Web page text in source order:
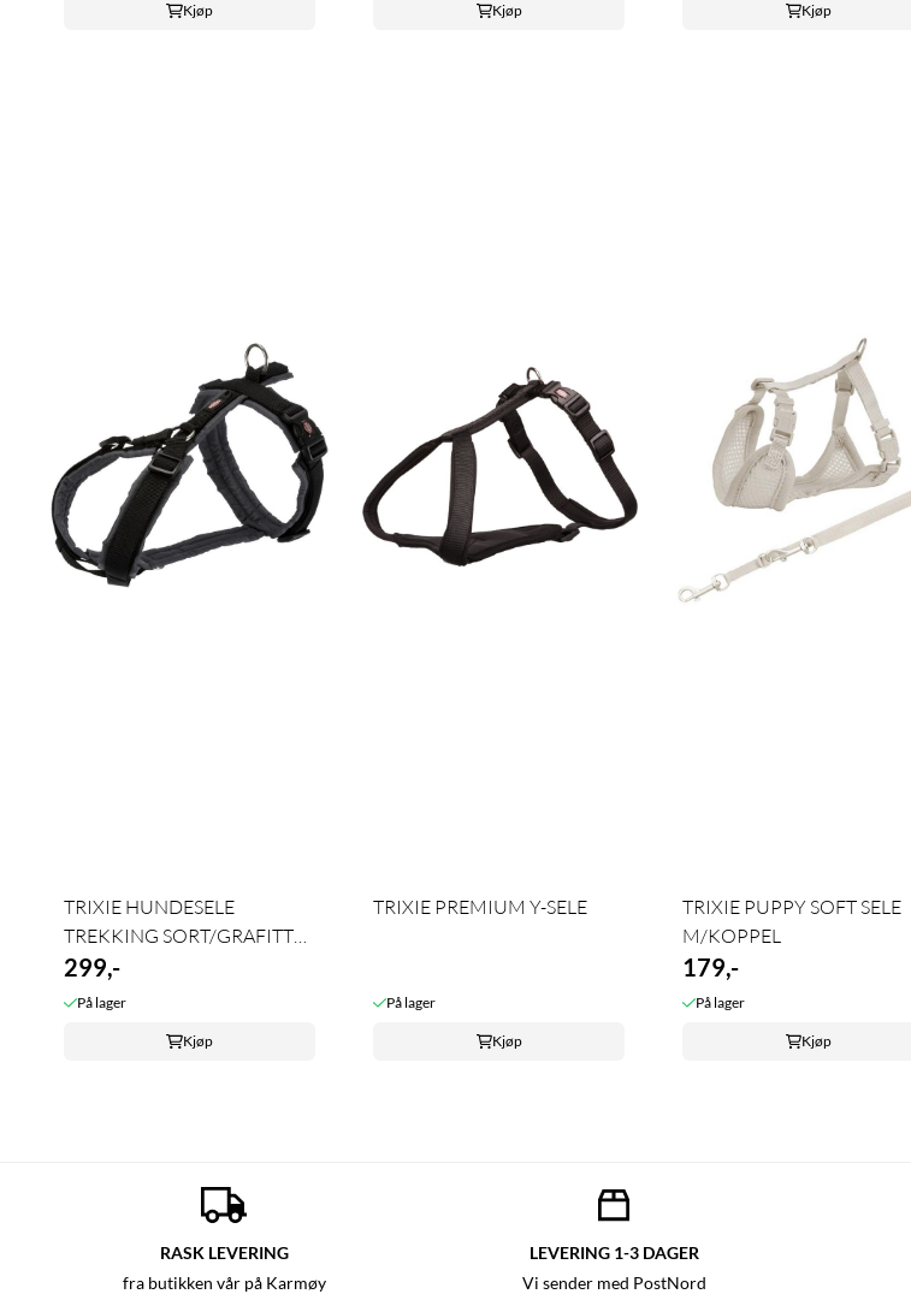
Kjøp Kjøp Kjøp
TRIXIE HUNDESELE
TREKKING SORT/GRAFITT
GRÅ
299,-
På lager
Kjøp
TRIXIE PREMIUM Y-SELE
På lager
Kjøp
TRIXIE PUPPY SOFT SELE
M/KOPPEL
179,-
På lager
Kjøp
RASK LEVERING
fra butikken vår på Karmøy
LEVERING 1-3 DAGER
Vi sender med PostNord